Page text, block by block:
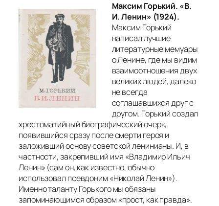
Максим Горький. «В.
И. Ленин» (1924).
Максим Горький
написал лучшие
литературные мемуары
о Ленине, где мы видим
взаимоотношения двух
великих людей, далеко
не всегда
соглашавшихся друг с
другом. Горький создал
хрестоматийный биографический очерк,
появившийся сразу после смерти героя и
заложивший основу советской ленинианы. И, в
частности, закрепивший имя «Владимир Ильич
Ленин» (сам он, как известно, обычно
использовал псевдоним «Николай Ленин»).
Именно таланту Горького мы обязаны
запоминающимся образом «прост, как правда».